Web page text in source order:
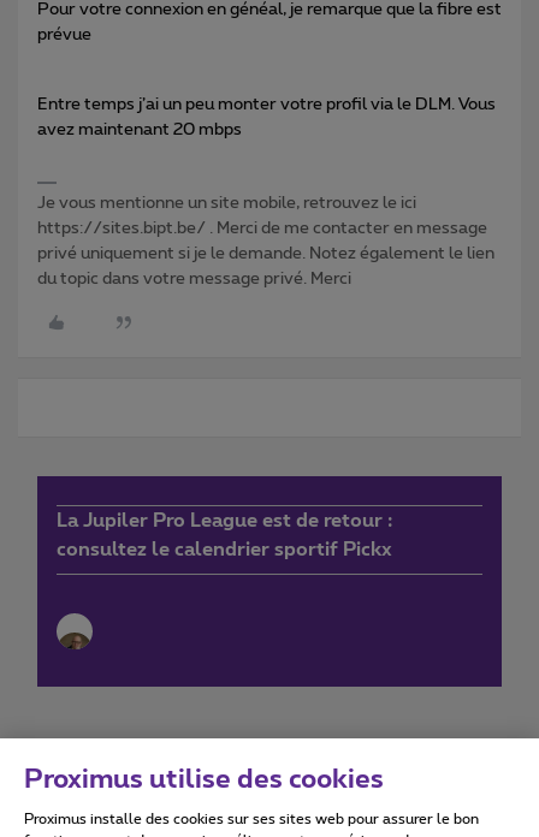
Pour votre connexion en généal, je remarque que la fibre est
prévue
Entre temps j’ai un peu monter votre profil via le DLM. Vous
avez maintenant 20 mbps
Je vous mentionne un site mobile, retrouvez le ici
https://sites.bipt.be/ . Merci de me contacter en message
privé uniquement si je le demande. Notez également le lien
du topic dans votre message privé. Merci
La Jupiler Pro League est de retour :
consultez le calendrier sportif Pickx
Conditions d'utilisation Accessibility statement
Proximus utilise des cookies
Proximus installe des cookies sur ses sites web pour assurer le bon